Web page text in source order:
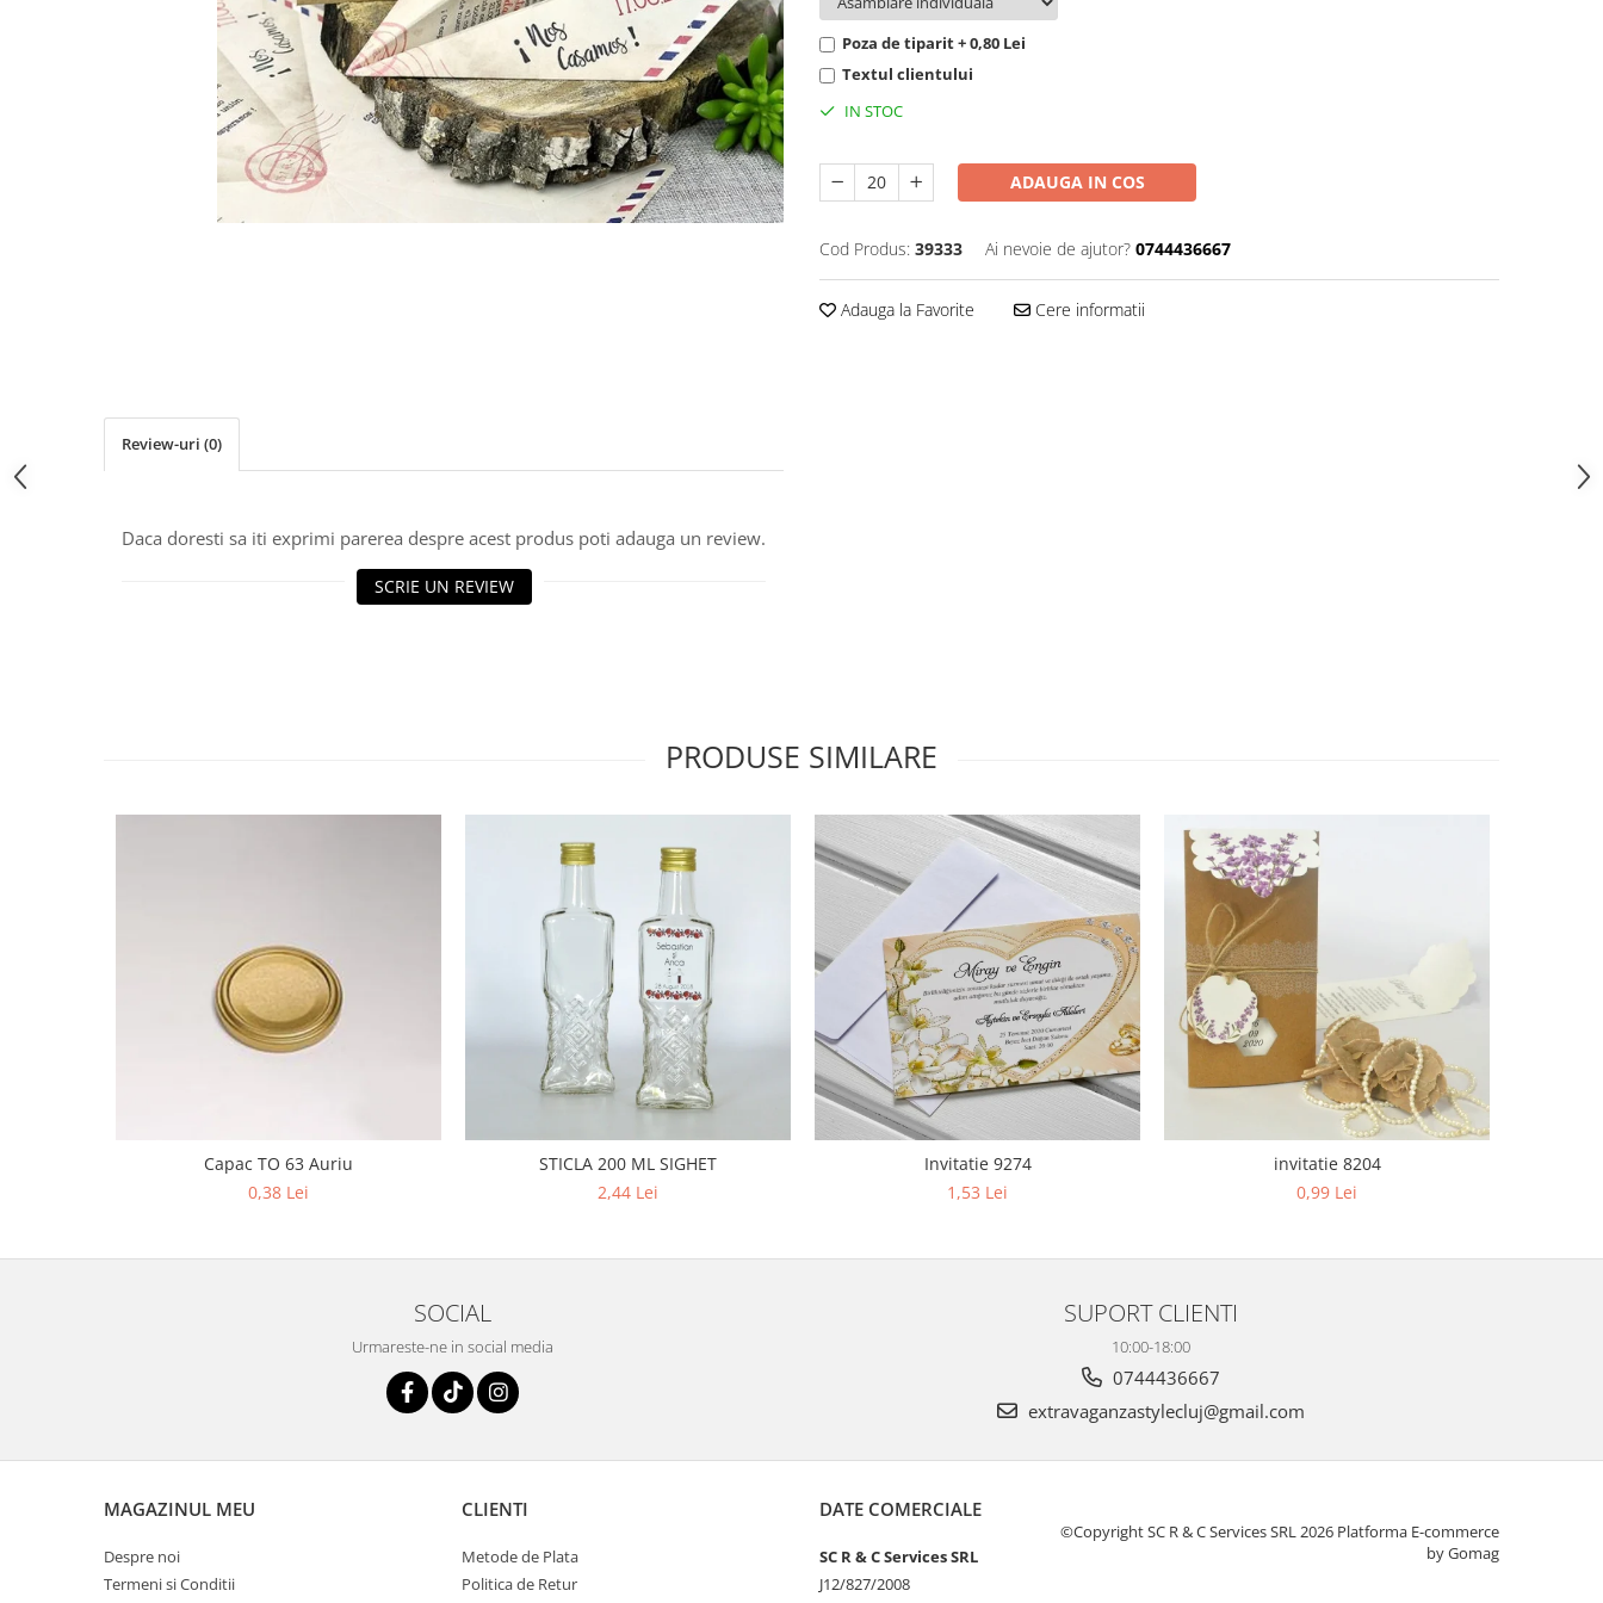
Toamna și Halloween
Valentine's Day
HOME & OFFICE Deco
Poza de tiparit + 0,80 Lei
Textul clientului
IN STOC
ADAUGA IN COS
Cod Produs: 39333 Ai nevoie de ajutor? 0744436667
Adauga la Favorite Cere informatii
Review-uri (0)
Daca doresti sa iti exprimi parerea despre acest produs poti adauga un review.
SCRIE UN REVIEW
PRODUSE SIMILARE
Capac TO 63 Auriu
0,38 Lei
STICLA 200 ML SIGHET
2,44 Lei
Invitatie 9274
1,53 Lei
invitatie 8204
0,99 Lei
SOCIAL
Urmareste-ne in social media
SUPORT CLIENTI
10:00-18:00
0744436667
extravaganzastylecluj@gmail.com
MAGAZINUL MEU
Despre noi
Termeni si Conditii
CLIENTI
Metode de Plata
Politica de Retur
DATE COMERCIALE
SC R & C Services SRL
J12/827/2008
©Copyright SC R & C Services SRL 2026 Platforma E-commerce
by Gomag